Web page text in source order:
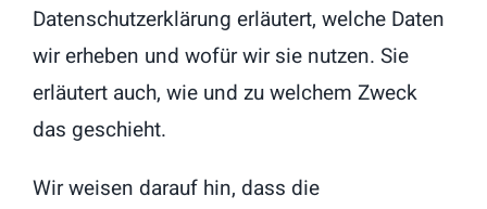
Datenschutzerklärung erläutert, welche Daten
wir erheben und wofür wir sie nutzen. Sie
erläutert auch, wie und zu welchem Zweck
das geschieht.
Wir weisen darauf hin, dass die